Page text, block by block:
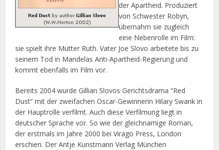
der Apartheid. Produziert
von Schwester Robyn,
übernahm sie zugleich
eine Nebenrolle im Film:
sie spielt ihre Mutter Ruth. Vater Joe Slovo arbeitete bis zu
seinem Tod in Mandelas Anti-Apartheid-Regierung und
kommt ebenfalls im Film vor.
Bereits 2004 wurde Gillian Slovos Gerichtsdrama “Red
Dust” mit der zweifachen Oscar-Gewinnerin Hilary Swank in
der Hauptrolle verfilmt. Auch diese Verfilmung liegt in
deutscher Sprache vor. So wie der gleichnamige Roman,
der erstmals im Jahre 2000 bei Virago Press, London
erschien. Der Antje Kunstmann Verlag München